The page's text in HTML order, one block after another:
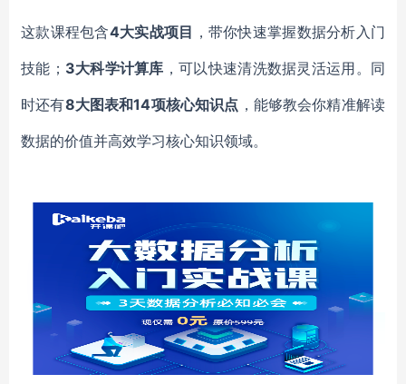
这款课程包含4大实战项目 ，带你快速掌握数据分析入门
技能； 3大科学计算库 ，可以快速清洗数据灵活运用。同
时还有8大图表和14项核心知识点 ，能够教会你精准解读
数据的价值并高效学习核心知识领域。